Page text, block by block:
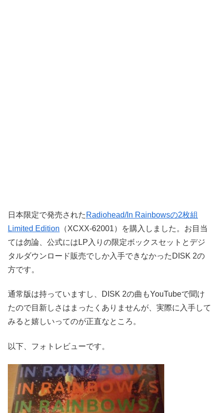
日本限定で発売された Radiohead/In Rainbowsの2枚組
Limited Edition （XCXX-62001）を購入しました。お目当
ては勿論、公式にはLP入りの限定ボックスセットとデジ
タルダウンロード販売でしか入手できなかったDISK 2の
方です。
通常版は持っていますし、DISK 2の曲もYouTubeで聞け
たので目新しさはまったくありませんが、実際に入手して
みると嬉しいってのが正直なところ。
以下、フォトレビューです。